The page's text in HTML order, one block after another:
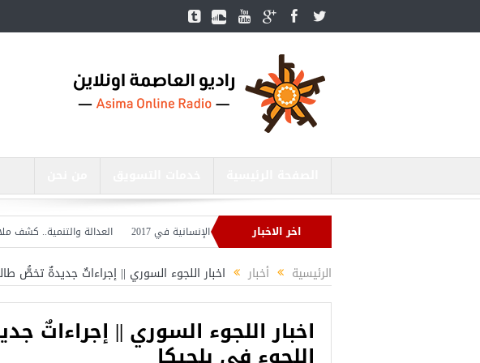
اخر الاخبار
تركيا تحتل المرتبة الأولى عالميا بالمساعدات الإنسانية في 2017 العدالة والتنمية.. كشف
الرئيسية أخبار اخبار اللجوء السوري || إجراءاتٌ جديدةٌ تخصُّ
اخبار اللجوء السوري || إجراءاتٌ